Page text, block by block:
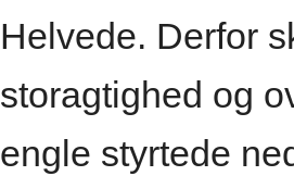
Helvede. Derfor
storagtighed og
engle styrtede